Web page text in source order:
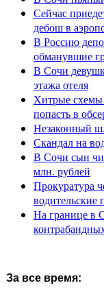
Сейчас
дебош в
В Россию
обманувшие
В Сочи
этажа отеля
Хитрые схемы
попасть в
Незаконный
Скандал на
В Сочи сын
млн. рублей
Прокуратура
водительские
На границе в
За все время: